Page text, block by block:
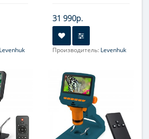
Levenhuk
31 990р.
Производитель: Levenhuk
Фокусировка: Грубая